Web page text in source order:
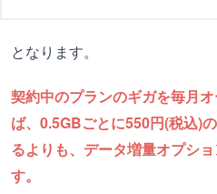
となります。
契約中のプランのギガを毎月
ば、0.5GBごとに550円(税込)
るよりも、データ増量オプシ
す。